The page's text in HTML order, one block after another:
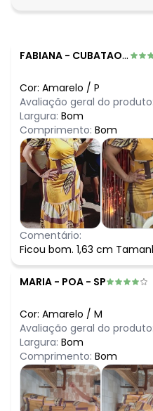
FABIANA - CUBATAO - SP
Cor: Amarelo / P
Avaliação geral do produto:
Largura: Bom
Comprimento: Bom
Comentário:
Ficou bom. 1,63 cm
MARIA - POA - SP
Cor: Amarelo / M
Avaliação geral do produto:
Largura: Bom
Comprimento: Bom